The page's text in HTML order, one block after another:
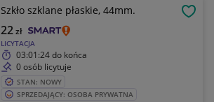
Szkło szklane płaskie, 44mm.
LICYTACJA
22zł
03:01:24do końca
0 osób licytuje
STAN: NOWY
SPRZEDAJĄCY: OSOBA PRYWATNA